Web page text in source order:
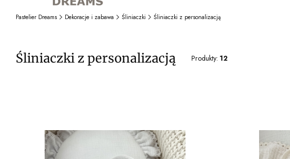
Pastelier Dreams Dekoracje i zabawa Śliniaczki Śliniaczki z personalizacją
Śliniaczki z personalizacją Produkty: 12